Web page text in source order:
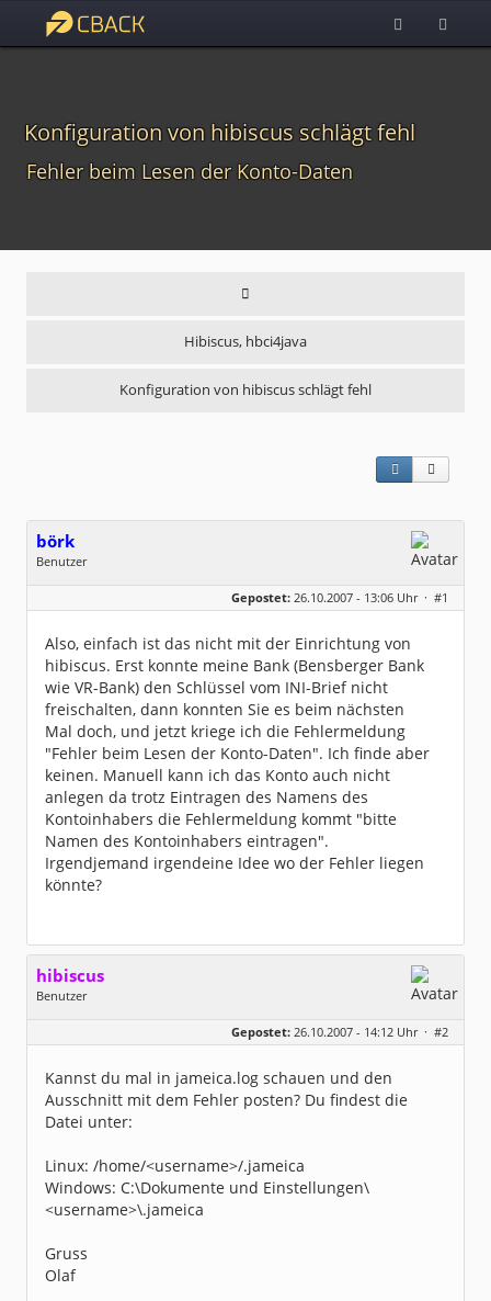
Konfiguration von hibiscus schlägt fehl
Fehler beim Lesen der Konto-Daten
Hibiscus, hbci4java
Konfiguration von hibiscus schlägt fehl
börk
Benutzer
Geschlecht:
keine Angabe
Dabei seit:
10 / 2007
Gepostet: 26.10.2007 - 13:06 Uhr · #1
Also, einfach ist das nicht mit der Einrichtung von
hibiscus. Erst konnte meine Bank (Bensberger Bank
wie VR-Bank) den Schlüssel vom INI-Brief nicht
freischalten, dann konnten Sie es beim nächsten
Mal doch, und jetzt kriege ich die Fehlermeldung
"Fehler beim Lesen der Konto-Daten". Ich finde aber
keinen. Manuell kann ich das Konto auch nicht
anlegen da trotz Eintragen des Namens des
Kontoinhabers die Fehlermeldung kommt "bitte
Namen des Kontoinhabers eintragen".
Irgendjemand irgendeine Idee wo der Fehler liegen
könnte?
hibiscus
Benutzer
Homepage:
willuhn.de/
Dabei seit:
03 / 2005
Gepostet: 26.10.2007 - 14:12 Uhr · #2
Kannst du mal in jameica.log schauen und den
Ausschnitt mit dem Fehler posten? Du findest die
Datei unter:
Linux: /home/<username>/.jameica
Windows: C:\Dokumente und Einstellungen\
<username>\.jameica
Gruss
Olaf